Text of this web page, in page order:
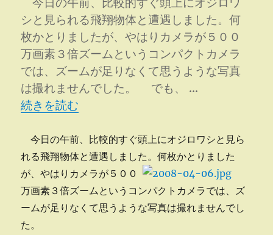
更
新
に
シと見られる飛翔物体と遭遇しました。何
枚かとりましたが、やはりカメラが５００
万画素３倍ズームというコンパクトカメラ
では、ズームが足りなくて思うような写真
は撮れませんでした。 でも、 …
“ダイナミック・・・” の
続きを読む
今日の午前、比較的すぐ頭上にオジロワシと見ら
れる飛翔物体と遭遇しました。何枚かとりました
が、やはりカメラが５００
万画素３倍ズームというコンパクトカメラでは、ズ
ームが足りなくて思うような写真は撮れませんでし
た。